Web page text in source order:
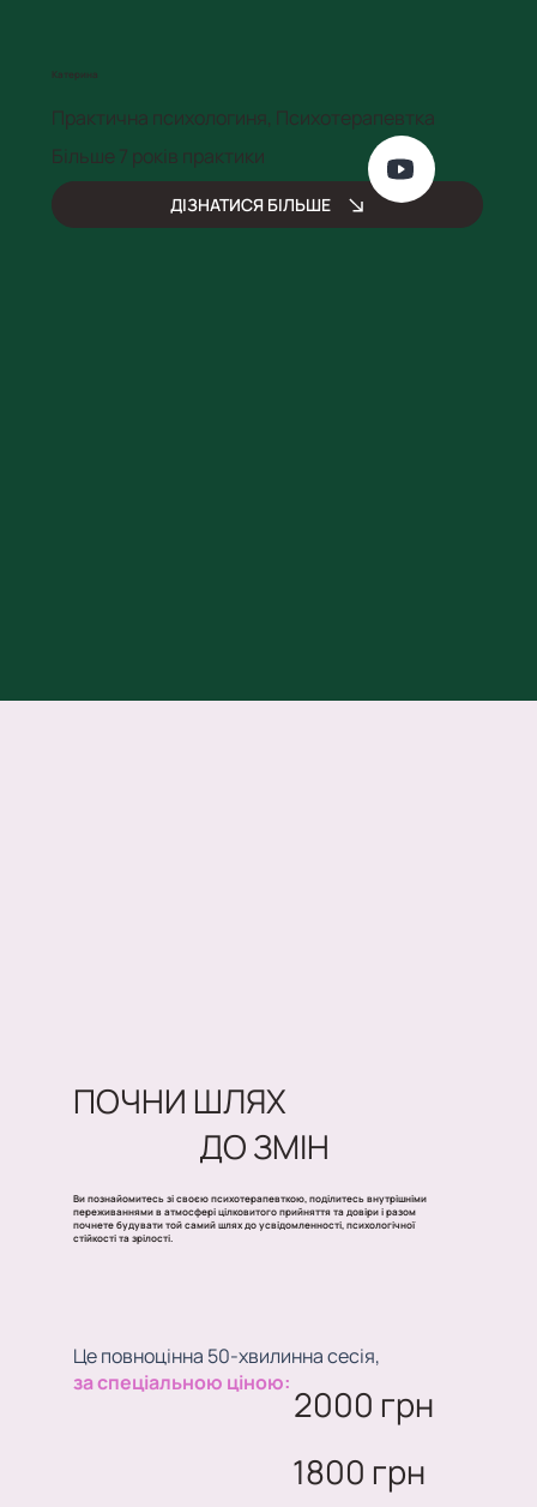
Катерина
Практична психологиня, Психотерапевтка
Більше 7 років практики
ДІЗНАТИСЯ БІЛЬШЕ
ПОЧНИ ШЛЯХ
ДО ЗМІН
Ви познайомитесь зі своєю психотерапевткою, поділитесь внутрішніми
переживаннями в атмосфері цілковитого прийняття та довіри і разом
почнете будувати той самий шлях до усвідомленності, психологічної
стійкості та зрілості.
Це повноцінна 50-хвилинна сесія,
за спеціальною ціною: 2000 грн
1800 грн